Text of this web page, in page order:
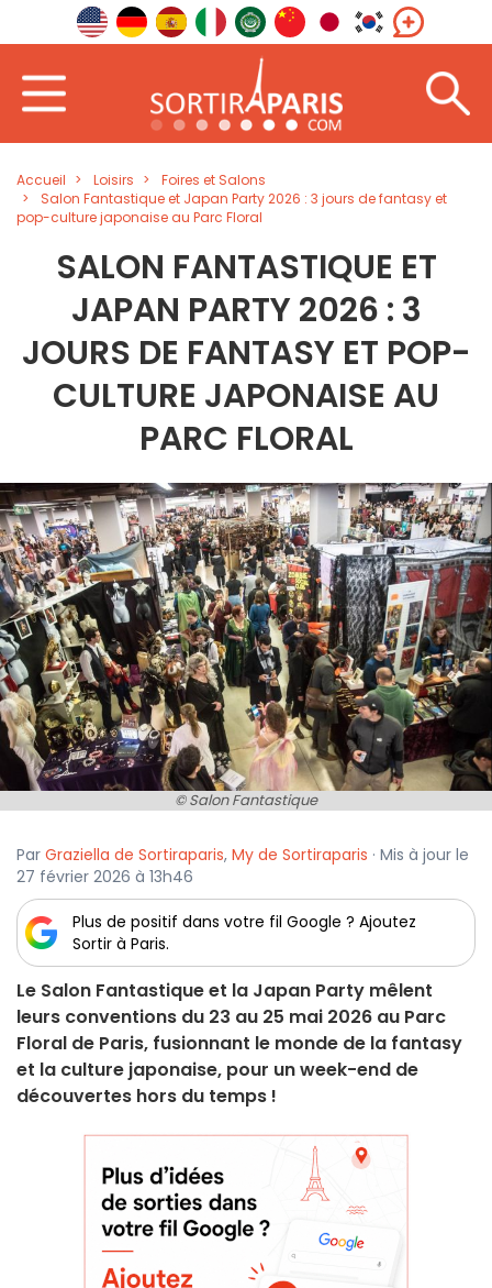
Accueil Loisirs
Foires et Salons
Salon Fantastique et Japan Party 2026 : 3 jours de fantasy et
pop-culture japonaise au Parc Floral
SALON FANTASTIQUE ET
JAPAN PARTY 2026 : 3
JOURS DE FANTASY ET POP-
CULTURE JAPONAISE AU
PARC FLORAL
© Salon Fantastique
Par Graziella de Sortiraparis, My de Sortiraparis · Mis à jour le
27 février 2026 à 13h46
Plus de positif dans votre fil Google ? Ajoutez
Sortir à Paris.
Le Salon Fantastique et la Japan Party mêlent
leurs conventions du 23 au 25 mai 2026 au Parc
Floral de Paris, fusionnant le monde de la fantasy
et la culture japonaise, pour un week-end de
découvertes hors du temps !